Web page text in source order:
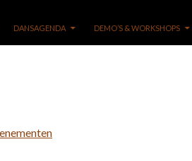
DANSAGENDA DEMO’S & WORKSHOPS